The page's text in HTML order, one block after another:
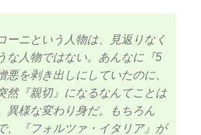
ーニという人物は、見返りなく
な人物ではない。あんなに『5
悪を剥き出しにしていたのに、
然『親切』になるなんてことは
異様な変わり身だ。もちろん
、『フォルツァ・イタリア』が